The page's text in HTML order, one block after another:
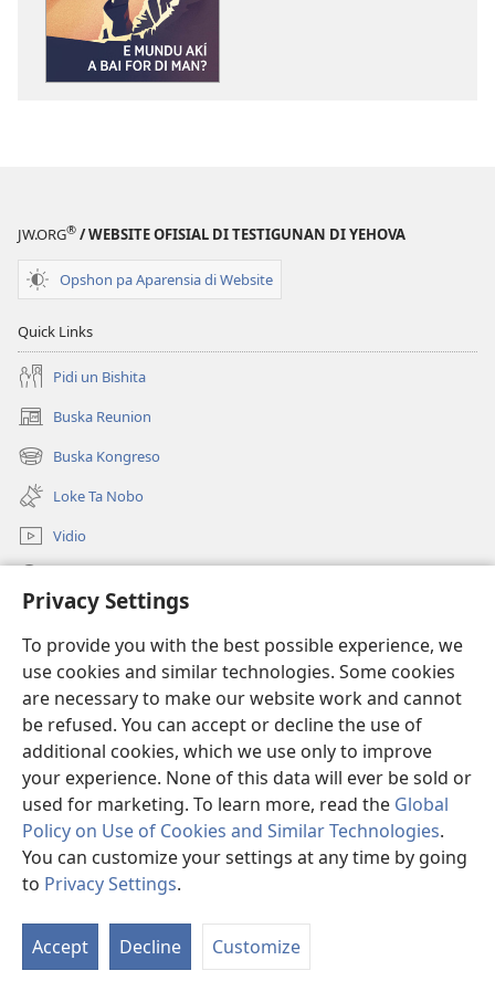
Privacy Settings
To provide you with the best possible experience, we
use cookies and similar technologies. Some cookies
are necessary to make our website work and cannot
be refused. You can accept or decline the use of
additional cookies, which we use only to improve
your experience. None of this data will ever be sold or
used for marketing. To learn more, read the Global
Policy on Use of Cookies and Similar Technologies.
You can customize your settings at any time by going
to Privacy Settings.
Accept Decline Customize
di
JW.ORG® / WEBSITE OFISIAL DI TESTIGUNAN DI YEHOVA
Opshon pa Aparensia di Website
Quick Links
Pidi un Bishita
Buska Reunion
(opens
new
window)
Buska Kongreso
(opens
new
window)
Loke Ta Nobo
Vidio
(opens
window)BIBLIOTEKA ONLINE Watchtower™
(opens
new
window)JW Hub ®
(opens
new
window)
Copyright© 2026 Watch Tower Bible and Tract Society of Pennsylvania.
KONDISHONNAN DI USO